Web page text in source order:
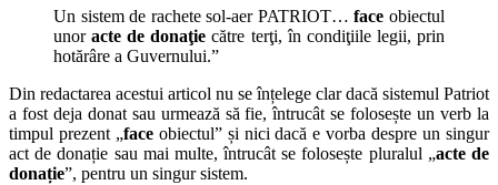
Un sistem de rachete sol-aer PATRIOT…face obiectul
unoracte de donaţie către terţi, în condiţiile legii, prin
hotărâre a Guvernului.”
Din redactarea acestui articol nu se înțelege clar dacă sistemul Patriot
a fost deja donat sau urmează să fie, întrucât se folosește un verb la
timpul prezent „faceobiectul” și nici dacă e vorba despre un singur
act de donație sau mai multe, întrucât se folosește pluralul „acte de
donație”, pentru un singur sistem.